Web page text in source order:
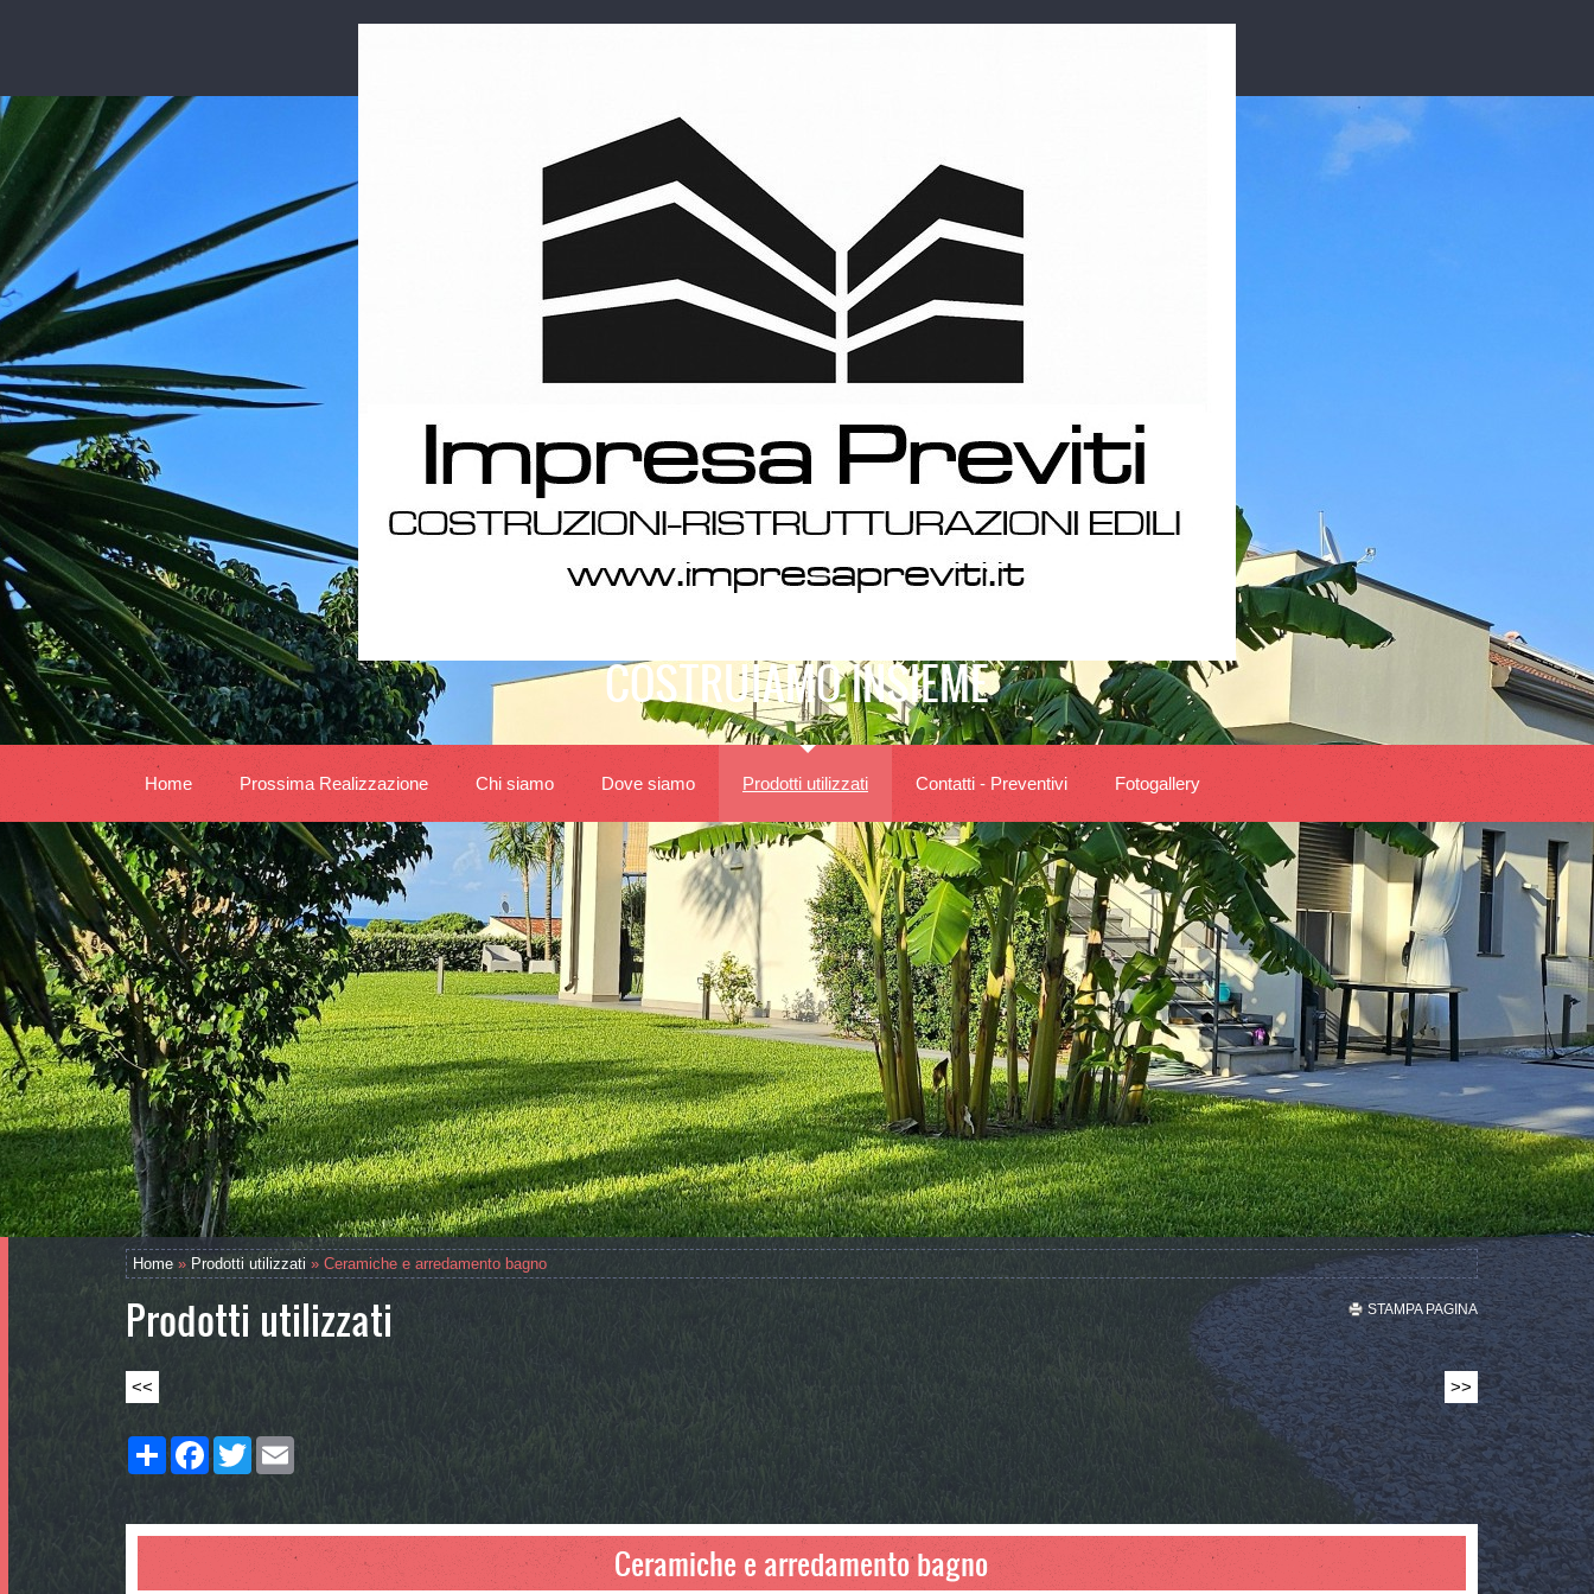
COSTRUIAMO INSIEME
Home Prossima Realizzazione Chi siamo Dove siamo Prodotti utilizzati Contatti - Preventivi Fotogallery
Home» Prodotti utilizzati » Ceramiche e arredamento bagno
Prodotti utilizzati STAMPA PAGINA
<< >>
ShareFacebook
TwitterEmail
Ceramiche e arredamento bagno